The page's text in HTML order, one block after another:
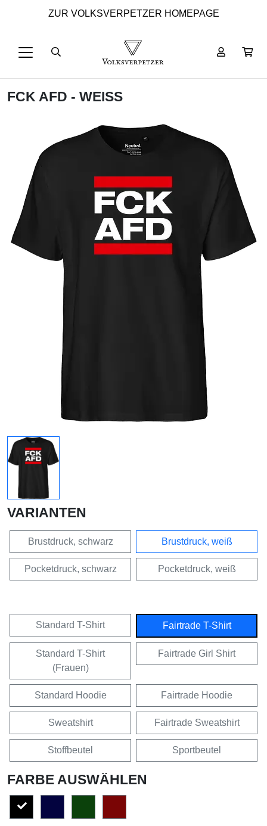
ZUR VOLKSVERPETZER HOMEPAGE
FCK AFD - WEISS
VARIANTEN
Brustdruck, schwarz Brustdruck, weiß
Pocketdruck, schwarz Pocketdruck, weiß
Standard T-Shirt Fairtrade T-Shirt
Standard T-Shirt
(Frauen)
Fairtrade Girl Shirt
Standard Hoodie Fairtrade Hoodie
Sweatshirt Fairtrade Sweatshirt
Stoffbeutel Sportbeutel
FARBE AUSWÄHLEN